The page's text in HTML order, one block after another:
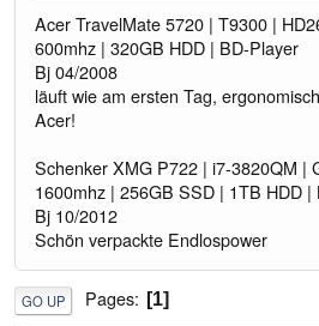
Acer TravelMate 5720 | T9300 |
600mhz | 320GB HDD | BD-Player
Bj 04/2008
läuft wie am ersten Tag,
Acer!
Schenker XMG P722 | i7-3820QM |
1600mhz | 256GB SSD | 1TB HDD |
Bj 10/2012
Schön verpackte Endlospower
GO UP Pages 1